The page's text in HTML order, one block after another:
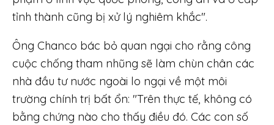
tỉnh thành cũng bị xử lý nghiêm khắc".
Ông Chanco bác bỏ quan ngại cho rằng công
cuộc chống tham nhũng sẽ làm chùn chân các
nhà đầu tư nước ngoài lo ngại về một môi
trường chính trị bất ổn: "Trên thực tế, không có
bằng chứng nào cho thấy điều đó. Các con số